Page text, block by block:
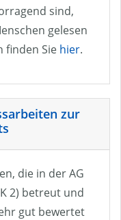
sind,
gelesen
finden Sie hier.
zur
die in der AG
2) betreut und
gut bewertet